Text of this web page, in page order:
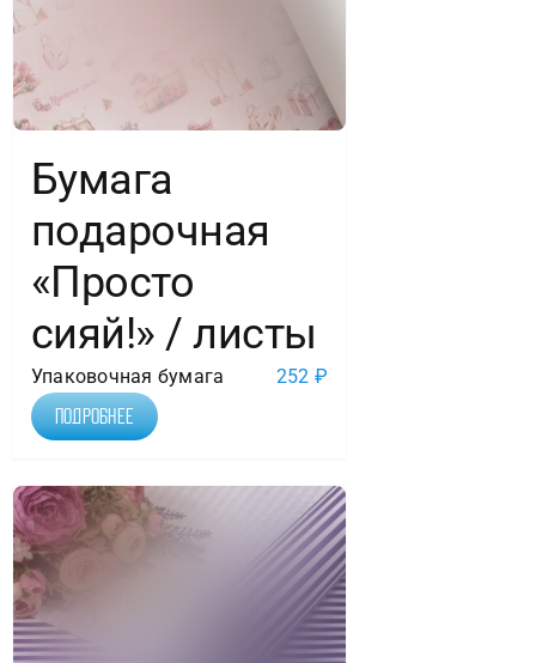
Бумага
подарочная
«Просто
сияй!» / листы
Упаковочная бумага 252 ₽
Подробнее